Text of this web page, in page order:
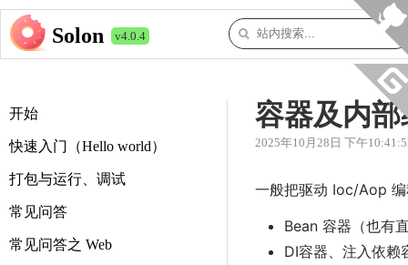
Solon v4.0.4
开始
快速入门（Hello world）
打包与运行、调试
常见问答
常见问答之 Web
容器及内部
2025年10月28日 下午
一般把驱动 Ioc/Aop
Bean 容器（也有
DI容器、注入依赖